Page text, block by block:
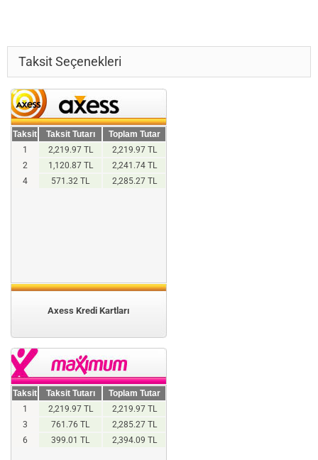
Taksit Seçenekleri
Taksit Taksit Tutarı
Toplam Tutar
1
2,219.97 TL
2,219.97 TL
2
1,120.87 TL
2,241.74 TL
4
571.32 TL 2,285.27 TL
Axess Kredi Kartları
Taksit Taksit Tutarı
Toplam Tutar
1
2,219.97 TL
2,219.97 TL
3
761.76 TL
2,285.27 TL
6
399.01 TL 2,394.09 TL